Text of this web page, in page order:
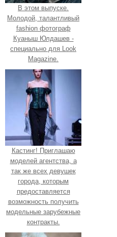
В этом выпуске.
Молодой, талантливый
fashion фотограф
Куаныш Юлдашев -
специально для Look
Magazine.
Кастинг! Приглашаю
моделей агентства, а
так же всех девушек
города, которым
предоставляется
возможность получить
модельные зарубежные
контракты.